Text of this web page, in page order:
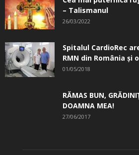
– Talismanul
26/03/2022
Spitalul CardioRec
RMN din România și
01/05/2018
RĂMAS BUN,
DOAMNA MEA!
27/06/2017